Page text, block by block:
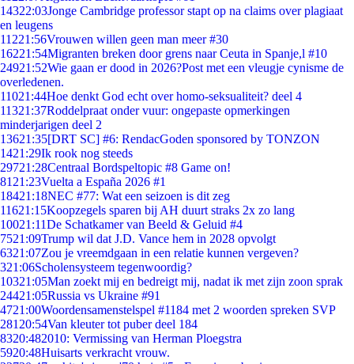
14322:03Jonge Cambridge professor stapt op na claims over plagiaat
en leugens
11221:56Vrouwen willen geen man meer #30
16221:54Migranten breken door grens naar Ceuta in Spanje,l #10
24921:52Wie gaan er dood in 2026?Post met een vleugje cynisme de
overledenen.
11021:44Hoe denkt God echt over homo-seksualiteit? deel 4
11321:37Roddelpraat onder vuur: ongepaste opmerkingen
minderjarigen deel 2
13621:35[DRT SC] #6: RendacGoden sponsored by TONZON
1421:29Ik rook nog steeds
29721:28Centraal Bordspeltopic #8 Game on!
81 21:23Vuelta a España 2026 #1
18421:18NEC #77: Wat een seizoen is dit zeg
11621:15Koopzegels sparen bij AH duurt straks 2x zo lang
10021:11De Schatkamer van Beeld & Geluid #4
7521:09Trump wil dat J.D. Vance hem in 2028 opvolgt
6321:07Zou je vreemdgaan in een relatie kunnen vergeven?
321:06Scholensysteem tegenwoordig?
10321:05Man zoekt mij en bedreigt mij, nadat ik met zijn zoon sprak
24421:05Russia vs Ukraine #91
4721:00Woordensamenstelspel #1184 met 2 woorden spreken SVP
281 20:54Van kleuter tot puber deel 184
8320:482010: Vermissing van Herman Ploegstra
5920:48Huisarts verkracht vrouw.